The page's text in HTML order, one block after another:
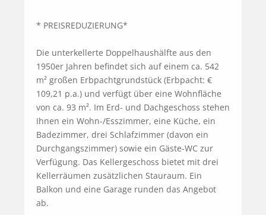
* PREISREDUZIERUNG*
Die unterkellerte Doppelhaushälfte aus den
1950er Jahren befindet sich auf einem ca. 542
m² großen Erbpachtgrundstück (Erbpacht: €
109,21 p.a.) und verfügt über eine Wohnfläche
von ca. 93 m². Im Erd- und Dachgeschoss stehen
Ihnen ein Wohn-/Esszimmer, eine Küche, ein
Badezimmer, drei Schlafzimmer (davon ein
Durchgangszimmer) sowie ein Gäste-WC zur
Verfügung. Das Kellergeschoss bietet mit drei
Kellerräumen zusätzlichen Stauraum. Ein
Balkon und eine Garage runden das Angebot
ab.